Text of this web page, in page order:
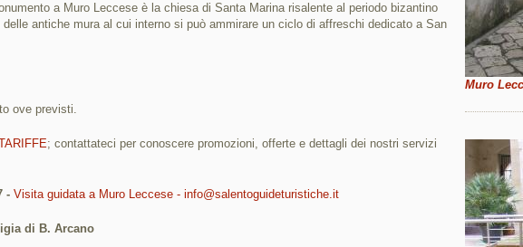
a Muro Leccese è la chiesa di Santa Marina risalente al periodo bizantino
antiche mura al cui interno si può ammirare un ciclo di affreschi dedicato a San
ove previsti.
; contattateci per conoscere promozioni, offerte e dettagli dei nostri servizi
- Visita guidata a Muro Leccese - info@salentoguideturistiche.it
di B. Arcano
Muro